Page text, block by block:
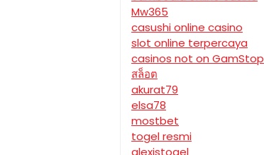
Mw365
casushi online casino
slot online terpercaya
casinos not on GamStop
สล็อต
akurat79
elsa78
mostbet
togel resmi
alexistogel